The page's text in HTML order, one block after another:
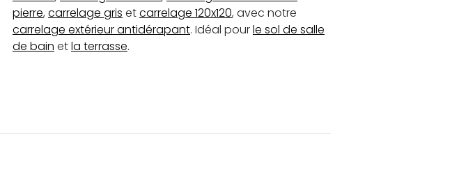
pierre, carrelage gris etcarrelage 120x120, avec notre
carrelage extérieur antidérapant. Idéal pourle sol de salle
de bain etla terrasse.